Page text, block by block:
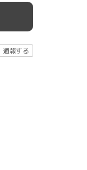
通報する